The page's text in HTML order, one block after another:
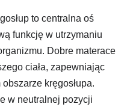
to centralna oś
funkcję w utrzymaniu
Dobre materace
ciała, zapewniając
kręgosłupa.
w neutralnej pozycji